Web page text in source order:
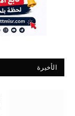
الأخيرة